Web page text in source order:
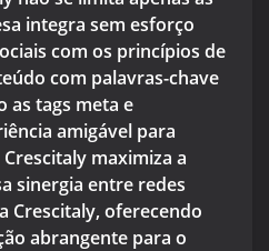
integra sem esforço
com os princípios de
com palavras-chave
as tags meta e
amigável para
maximiza a
sinergia entre redes
Crescitaly, oferecendo
abrangente para o